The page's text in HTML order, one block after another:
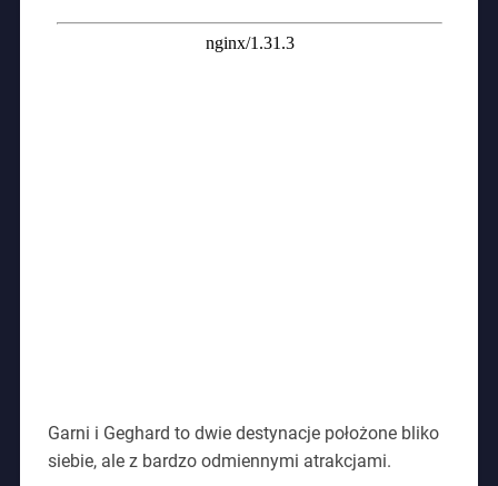
Garni i Geghard to dwie destynacje położone bliko
siebie, ale z bardzo odmiennymi atrakcjami.